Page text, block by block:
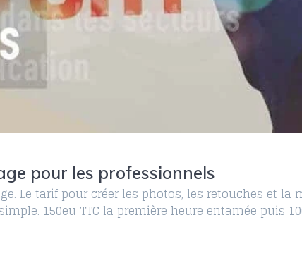
pour les professionnels
Le tarif pour créer les photos, les retouches et la
150eu TTC la première heure entamée puis